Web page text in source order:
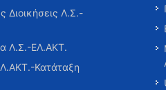
Διοικήσεις Λ.Σ.-
Λ.Σ.-ΕΛ.ΑΚΤ.
Κατάταξη